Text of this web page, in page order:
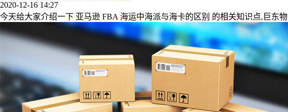
2020-12-16 14:27
今天给大家介绍一下 亚马逊 FBA 海运中海派与海卡的区别 的相关知识点,巨东物